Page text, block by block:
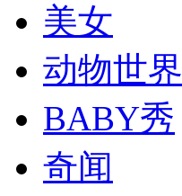
美女
动物世界
BABY秀
奇闻